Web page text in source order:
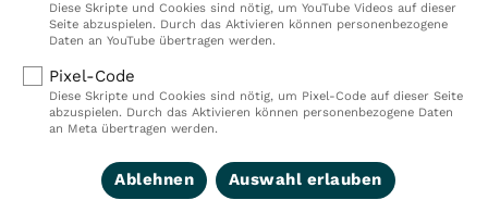
Kliniken
Pflege
VITREA Deutschland
VITREA
Diese Skripte und Cookies sind nötig, um YouTube Videos auf dieser
Seite abzuspielen. Durch das Aktivieren können personenbezogene
Daten an YouTube übertragen werden.
Pixel-Code
Diese Skripte und Cookies sind nötig, um Pixel-Code auf dieser Seite
abzuspielen. Durch das Aktivieren können personenbezogene Daten
an Meta übertragen werden.
Ablehnen Auswahl erlauben